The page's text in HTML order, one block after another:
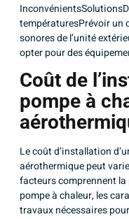
températuresPrévoir un
sonores de l’unité
opter pour des
Coût de
pompe à
Le coût d’installation
aérothermique peut
facteurs comprennent la
pompe à chaleur, les
travaux nécessaires